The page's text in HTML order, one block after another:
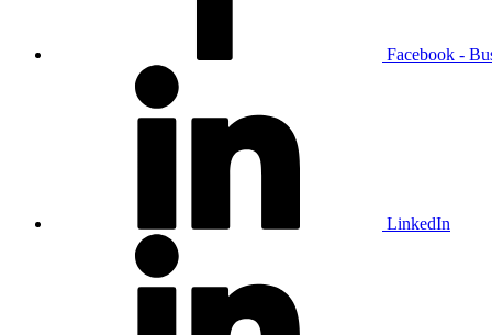
Facebook -
LinkedIn